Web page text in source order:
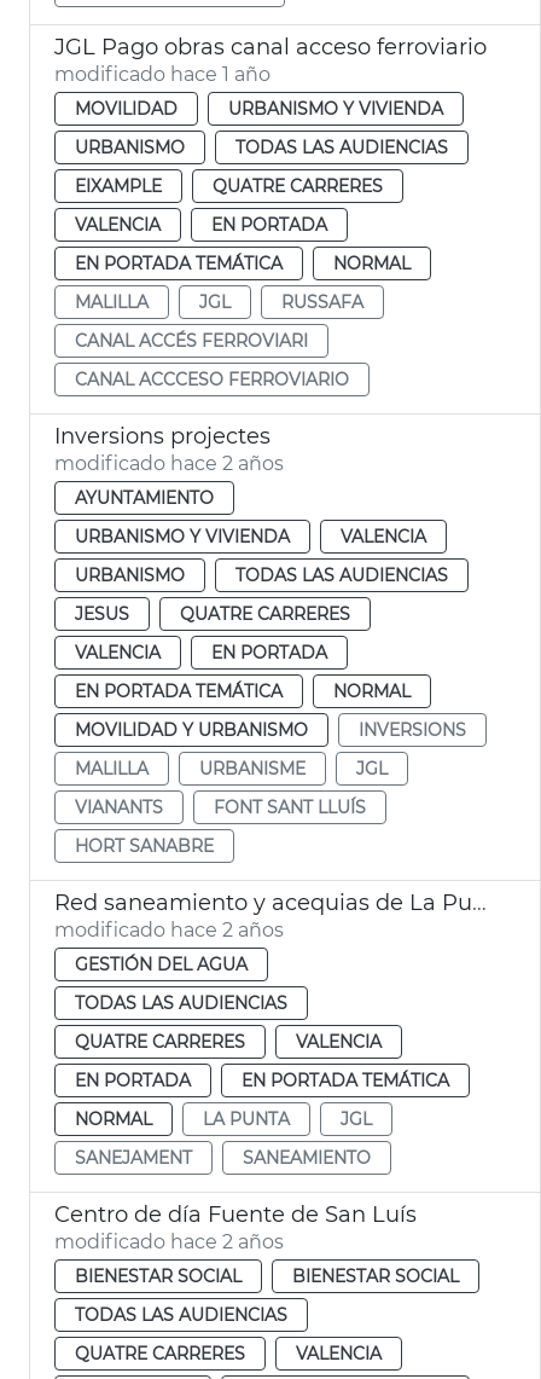
JGL Pago obras canal acceso ferroviario
modificado hace 1 año
MOVILIDAD
URBANISMO Y VIVIENDA
URBANISMO
TODAS LAS AUDIENCIAS
EIXAMPLE
QUATRE CARRERES
VALENCIA
EN PORTADA
EN PORTADA TEMÁTICA
NORMAL
MALILLA
JGL
RUSSAFA
CANAL ACCÉS FERROVIARI
CANAL ACCCESO FERROVIARIO
Inversions projectes
modificado hace 2 años
AYUNTAMIENTO
URBANISMO Y VIVIENDA
VALENCIA
URBANISMO
TODAS LAS AUDIENCIAS
JESUS
QUATRE CARRERES
VALENCIA
EN PORTADA
EN PORTADA TEMÁTICA
NORMAL
MOVILIDAD Y URBANISMO
INVERSIONS
MALILLA
URBANISME
JGL
VIANANTS
FONT SANT LLUÍS
HORT SANABRE
Red saneamiento y acequias de La Punta
modificado hace 2 años
GESTIÓN DEL AGUA
TODAS LAS AUDIENCIAS
QUATRE CARRERES
VALENCIA
EN PORTADA
EN PORTADA TEMÁTICA
NORMAL
LA PUNTA
JGL
SANEJAMENT
SANEAMIENTO
Centro de día Fuente de San Luís
modificado hace 2 años
BIENESTAR SOCIAL
BIENESTAR SOCIAL
TODAS LAS AUDIENCIAS
QUATRE CARRERES
VALENCIA